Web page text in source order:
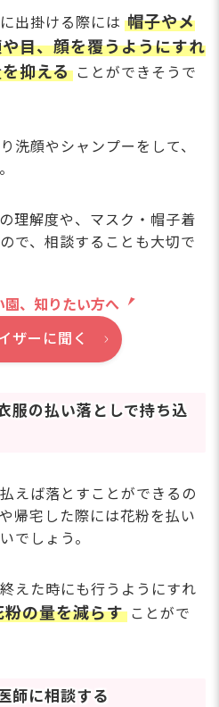
出掛ける際には 帽子やメ
目、顔を覆うようにすれ
抑える ことができそうで
洗顔やシャンプーをして、
理解度や、マスク・帽子着
で、相談することも大切で
園、知りたい方へ
ザーに聞く
服の払い落としで持ち込
えば落とすことができるの
帰宅した際には花粉を払い
でしょう。
えた時にも行うようにすれ
の量を減らす ことがで
師に相談する